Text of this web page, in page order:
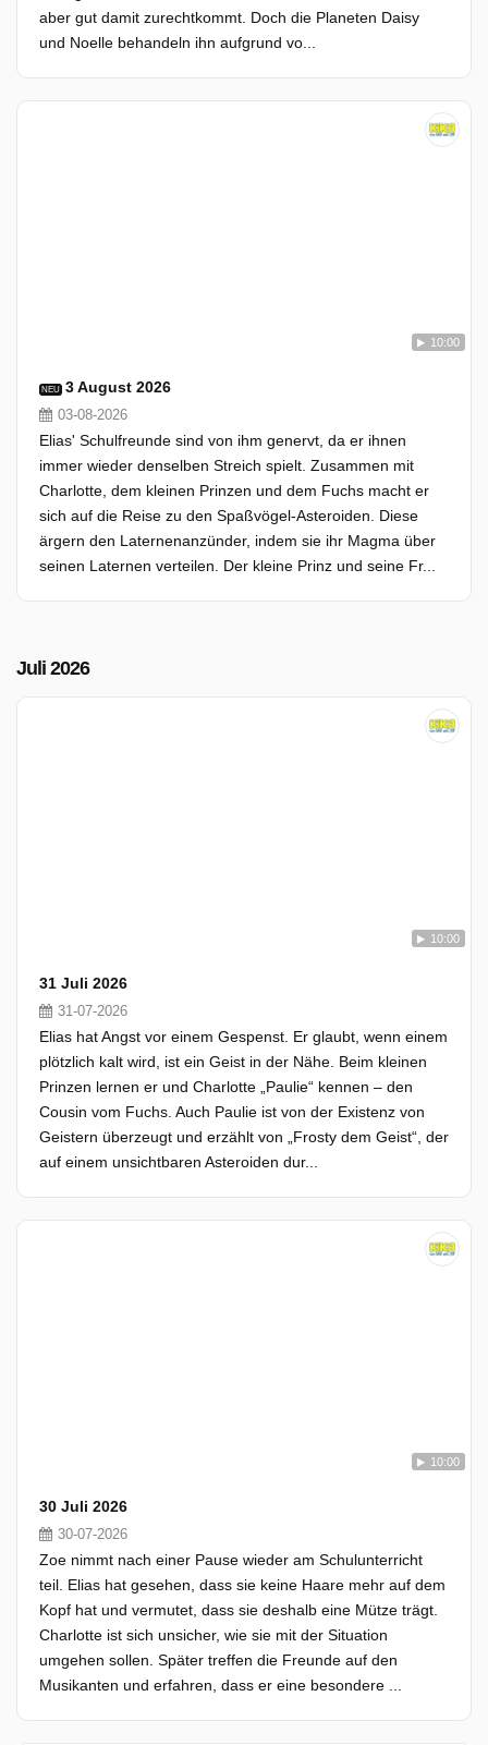
aber gut damit zurechtkommt. Doch die Planeten Daisy
und Noelle behandeln ihn aufgrund vo...
10:00
NEU 3 August 2026
03-08-2026
Elias' Schulfreunde sind von ihm genervt, da er ihnen
immer wieder denselben Streich spielt. Zusammen mit
Charlotte, dem kleinen Prinzen und dem Fuchs macht er
sich auf die Reise zu den Spaßvögel-Asteroiden. Diese
ärgern den Laternenanzünder, indem sie ihr Magma über
seinen Laternen verteilen. Der kleine Prinz und seine Fr...
Juli 2026
10:00
31 Juli 2026
31-07-2026
Elias hat Angst vor einem Gespenst. Er glaubt, wenn einem
plötzlich kalt wird, ist ein Geist in der Nähe. Beim kleinen
Prinzen lernen er und Charlotte „Paulie“ kennen – den
Cousin vom Fuchs. Auch Paulie ist von der Existenz von
Geistern überzeugt und erzählt von „Frosty dem Geist“, der
auf einem unsichtbaren Asteroiden dur...
10:00
30 Juli 2026
30-07-2026
Zoe nimmt nach einer Pause wieder am Schulunterricht
teil. Elias hat gesehen, dass sie keine Haare mehr auf dem
Kopf hat und vermutet, dass sie deshalb eine Mütze trägt.
Charlotte ist sich unsicher, wie sie mit der Situation
umgehen sollen. Später treffen die Freunde auf den
Musikanten und erfahren, dass er eine besondere ...